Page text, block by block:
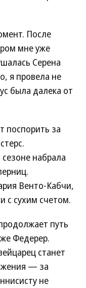
После
мне уже
Серена
я провела не
была далека от
поспорить за
набрала
Венто-Кабчи,
с сухим счетом.
путь
Федерер.
станет
— за
не